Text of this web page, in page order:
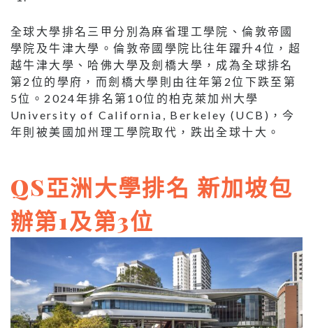
全球大學排名三甲分別為麻省理工學院、倫敦帝國
學院及牛津大學。倫敦帝國學院比往年躍升4位，超
越牛津大學、哈佛大學及劍橋大學，成為全球排名
第2位的學府，而劍橋大學則由往年第2位下跌至第
5位。2024年排名第10位的柏克萊加州大學
University of California, Berkeley (UCB)，今
年則被美國加州理工學院取代，跌出全球十大。
QS亞洲大學排名 新加坡包
辦第1及第3位